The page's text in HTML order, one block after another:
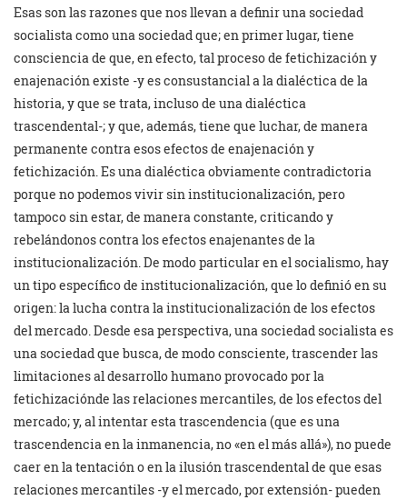
Esas son las razones que nos llevan a definir una sociedad
socialista como una sociedad que; en primer lugar, tiene
consciencia de que, en efecto, tal proceso de fetichización y
enajenación existe -y es consustancial a la dialéctica de la
historia, y que se trata, incluso de una dialéctica
trascendental-; y que, además, tiene que luchar, de manera
permanente contra esos efectos de enajenación y
fetichización. Es una dialéctica obviamente contradictoria
porque no podemos vivir sin institucionalización, pero
tampoco sin estar, de manera constante, criticando y
rebelándonos contra los efectos enajenantes de la
institucionalización. De modo particular en el socialismo, hay
un tipo específico de institucionalización, que lo definió en su
origen: la lucha contra la institucionalización de los efectos
del mercado. Desde esa perspectiva, una sociedad socialista es
una sociedad que busca, de modo consciente, trascender las
limitaciones al desarrollo humano provocado por la
fetichizaciónde las relaciones mercantiles, de los efectos del
mercado; y, al intentar esta trascendencia (que es una
trascendencia en la inmanencia, no «en el más allá»), no puede
caer en la tentación o en la ilusión trascendental de que esas
relaciones mercantiles -y el mercado, por extensión- pueden